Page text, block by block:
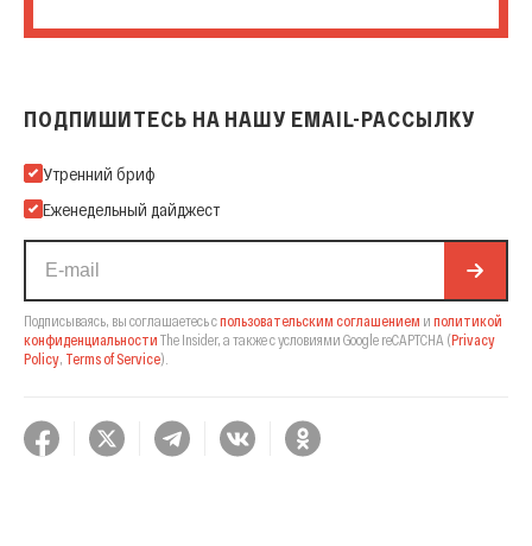
ПОДПИШИТЕСЬ НА НАШУ EMAIL-РАССЫЛКУ
Подпишитесь на нашу Email-рассылку
Утренний бриф
Еженедельный дайджест
Подписываясь, вы соглашаетесь спользовательским соглашением и политикой
конфиденциальности The Insider, а также с условиями Google reCAPTCHA (Privacy
Policy, Terms of Service).